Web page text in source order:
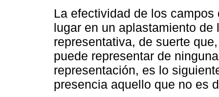
La efectividad de los
lugar en un aplastamiento
representativa, de suerte
puede representar de
representación, es lo
presencia aquello que no es